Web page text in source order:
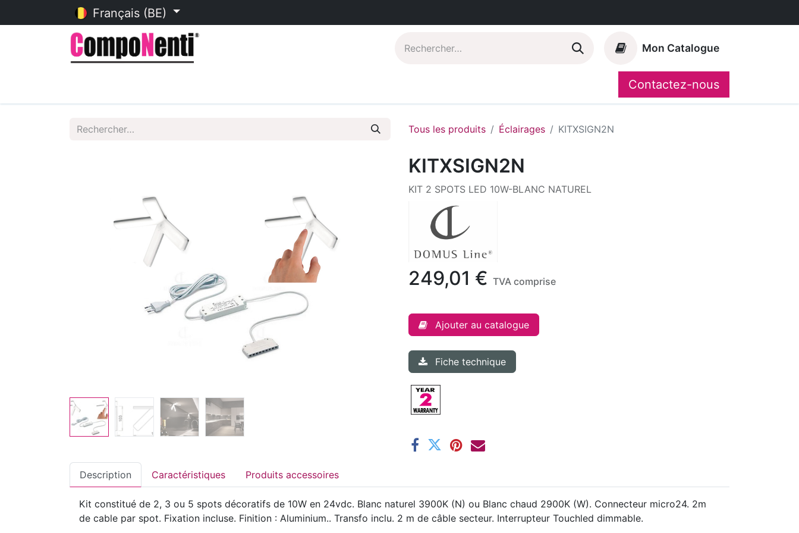
Français (BE)
Mon Catalogue
CompoShop
Contactez-nous
Tous les produits Éclairages KITXSIGN2N
KITXSIGN2N
KIT 2 SPOTS LED 10W-BLANC NATUREL
249,01 € TVA comprise
Ajouter au catalogue
Fiche technique
Description Caractéristiques Produits accessoires
Kit constitué de 2, 3 ou 5 spots décoratifs de 10W en 24vdc. Blanc naturel 3900K (N) ou Blanc chaud 2900K (W). Connecteur micro24. 2m
de cable par spot. Fixation incluse. Finition : Aluminium.. Transfo inclu. 2 m de câble secteur. Interrupteur Touchled dimmable.